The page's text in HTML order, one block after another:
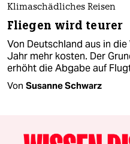
Klimaschädliches Reisen
Fliegen wird teurer
Von Deutschland aus in
Jahr mehr kosten. Der
erhöht die Abgabe auf
Von Susanne Schwarz